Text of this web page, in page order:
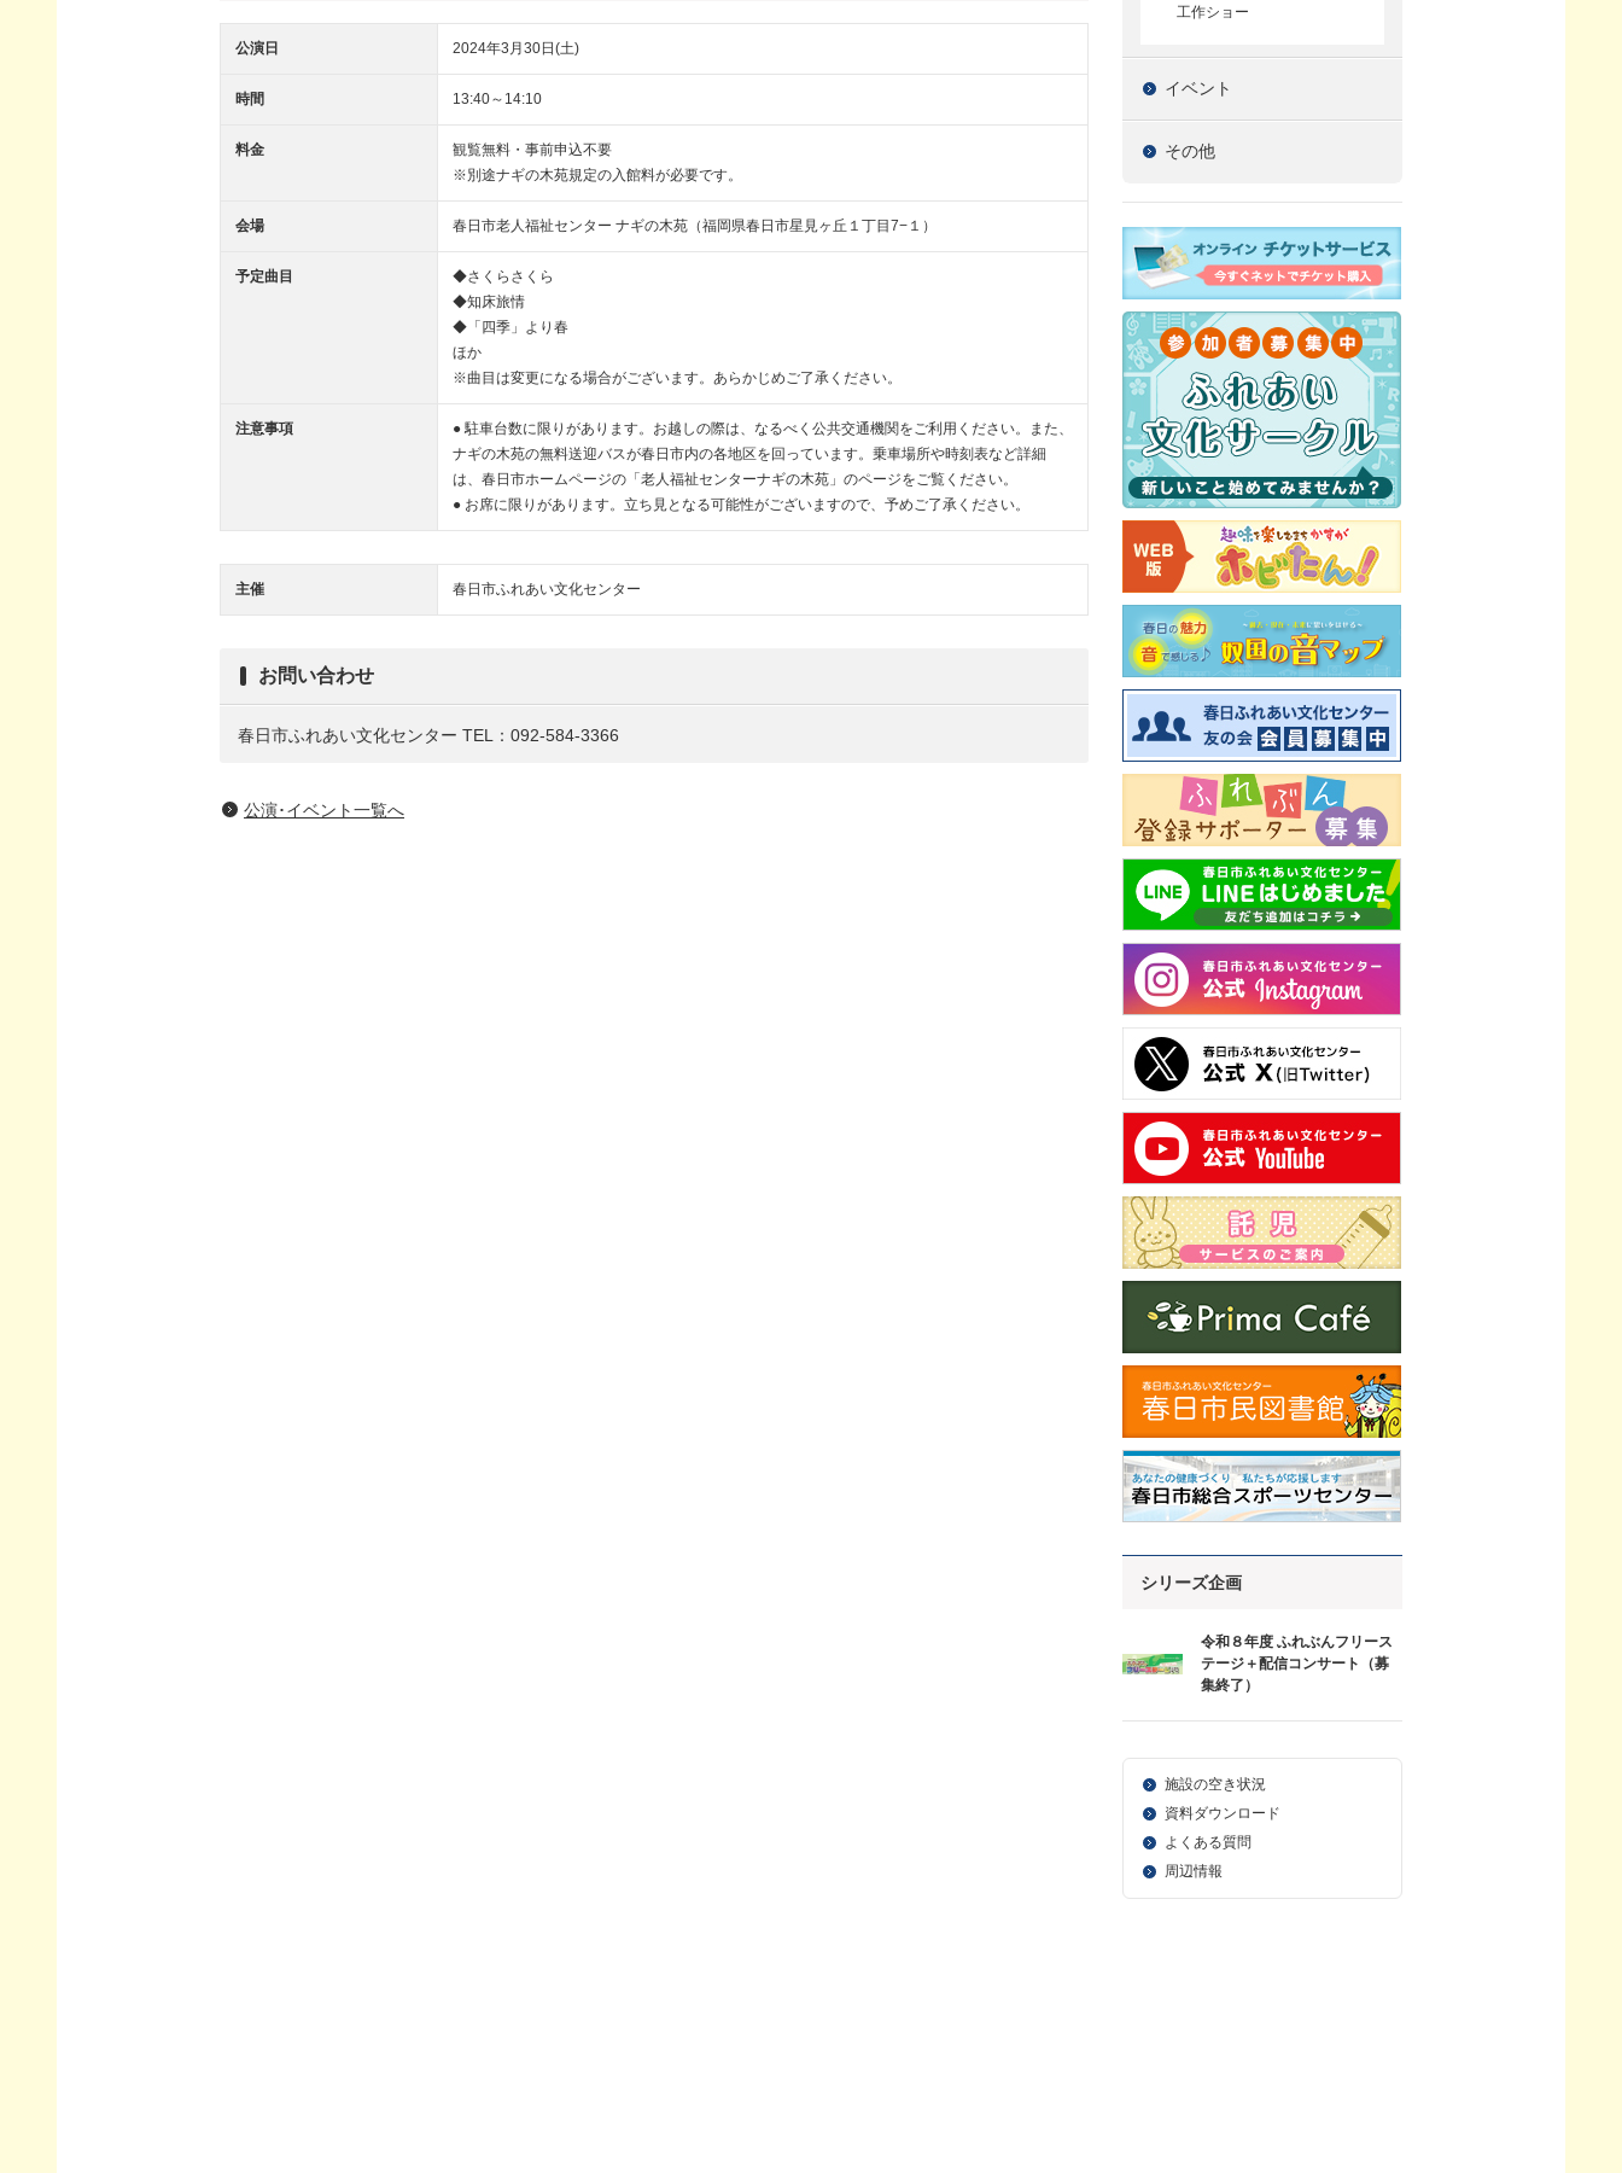
公演日 2024年3月30日(土)
時間 13:40～14:10
料金
観覧無料・事前申込不要
※別途ナギの木苑規定の入館料が必要です。
会場 春日市老人福祉センター ナギの木苑（福岡県春日市星見ヶ丘１丁目7−１）
予定曲目
◆さくらさくら
◆知床旅情
◆「四季」より春
ほか
※曲目は変更になる場合がございます。あらかじめご了承ください。
注意事項
● 駐車台数に限りがあります。お越しの際は、なるべく公共交通機関をご利用ください。また、
ナギの木苑の無料送迎バスが春日市内の各地区を回っています。乗車場所や時刻表など詳細
は、春日市ホームページの「老人福祉センターナギの木苑」のページをご覧ください。
● お席に限りがあります。立ち見となる可能性がございますので、予めご了承ください。
主催 春日市ふれあい文化センター
お問い合わせ
春日市ふれあい文化センター TEL：092-584-3366
公演･イベント一覧へ
工作ショー
イベント
その他
シリーズ企画
令和８年度 ふれぶんフリース
テージ＋配信コンサート（募
集終了）
施設の空き状況
資料ダウンロード
よくある質問
周辺情報